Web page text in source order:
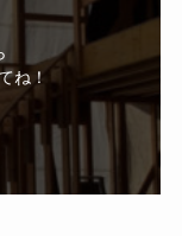
ね！